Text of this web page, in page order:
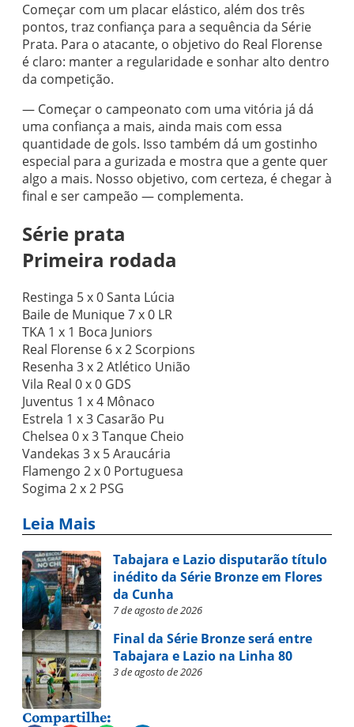
Começar com um placar elástico, além dos três
pontos, traz confiança para a sequência da Série
Prata. Para o atacante, o objetivo do Real Florense
é claro: manter a regularidade e sonhar alto dentro
da competição.
— Começar o campeonato com uma vitória já dá
uma confiança a mais, ainda mais com essa
quantidade de gols. Isso também dá um gostinho
especial para a gurizada e mostra que a gente quer
algo a mais. Nosso objetivo, com certeza, é chegar à
final e ser campeão — complementa.
Série prata
Primeira rodada
Restinga 5 x 0 Santa Lúcia
Baile de Munique 7 x 0 LR
TKA 1 x 1 Boca Juniors
Real Florense 6 x 2 Scorpions
Resenha 3 x 2 Atlético União
Vila Real 0 x 0 GDS
Juventus 1 x 4 Mônaco
Estrela 1 x 3 Casarão Pu
Chelsea 0 x 3 Tanque Cheio
Vandekas 3 x 5 Araucária
Flamengo 2 x 0 Portuguesa
Sogima 2 x 2 PSG
Leia Mais
Tabajara e Lazio disputarão título
inédito da Série Bronze em Flores
da Cunha
7 de agosto de 2026
Final da Série Bronze será entre
Tabajara e Lazio na Linha 80
3 de agosto de 2026
Compartilhe: